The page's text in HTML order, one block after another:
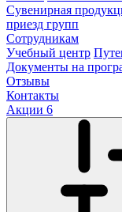
Сувенирная
приезд групп
Сотрудникам
Учебный центр
Документы на
Отзывы
Контакты
Акции 6